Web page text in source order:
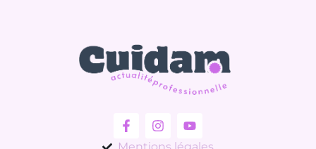
Mentions légales